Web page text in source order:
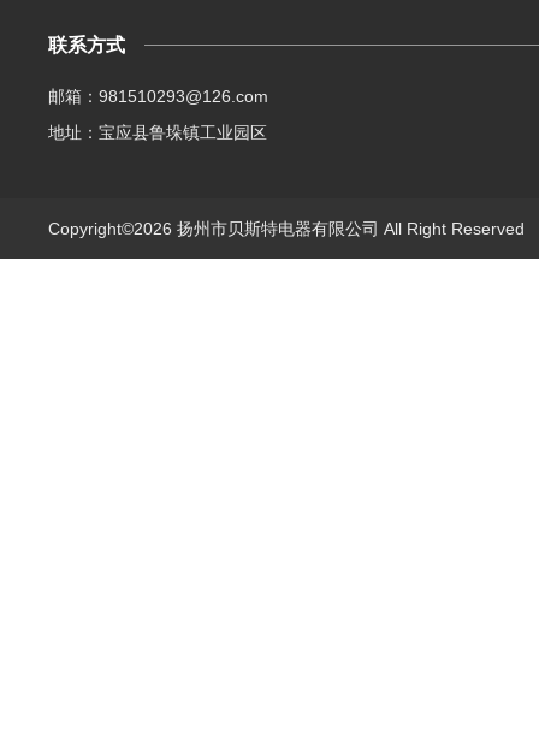
联系方式
邮箱：981510293@126.com
地址：宝应县鲁垛镇工业园区
Copyright©2026 扬州市贝斯特电器有限公司 All Right